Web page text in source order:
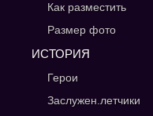
Как разместить
Размер фото
ИСТОРИЯ
Герои
Заслужен.летчики